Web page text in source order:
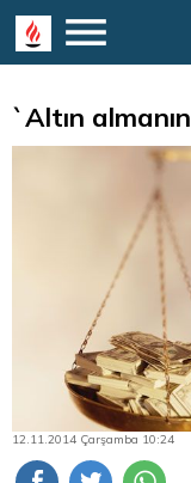
`Altın
12.11.2014 Çarşamba 10:24